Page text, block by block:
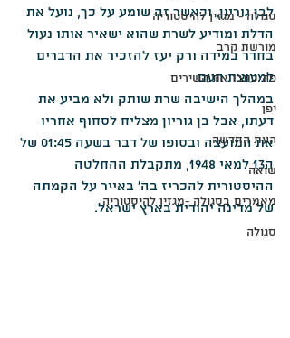
סגולה - מגזין להיסטוריה
מורשת קרב
פה כתבו את השירים
יפן
העת החדשה
שואה
מאמרים בסגולה -מגזין להיסטוריה
סגולה
לבן גוריון, וכאשר זה שומע על כך, נועל את
הדלת ומודיע לשרת שהוא ישאיר אותו נעול
בחדר במידה ורק יעז להזכיר את הדברים
למעוצת העם.
במהלך הישיבה שרת שותק ולא מביע את
דעתו, אבל בן גוריון מצליח לסחוף אחריו
את המועצה ובסופו של דבר בשעה 01:45 של
ה13 למאי 1948, מתקבלת ההחלטה
ההיסטורית להכריז בה' באייר על הקמתה
של מדינה יהודית בארץ ישראל.